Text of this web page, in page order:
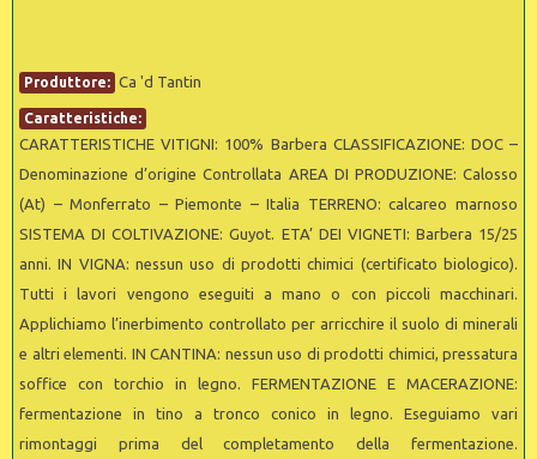
Produttore: Ca 'd Tantin
Caratteristiche:
CARATTERISTICHE VITIGNI: 100% Barbera CLASSIFICAZIONE: DOC –
Denominazione d’origine Controllata AREA DI PRODUZIONE: Calosso
(At) – Monferrato – Piemonte – Italia TERRENO: calcareo marnoso
SISTEMA DI COLTIVAZIONE: Guyot. ETA’ DEI VIGNETI: Barbera 15/25
anni. IN VIGNA: nessun uso di prodotti chimici (certificato biologico).
Tutti i lavori vengono eseguiti a mano o con piccoli macchinari.
Applichiamo l’inerbimento controllato per arricchire il suolo di minerali
e altri elementi. IN CANTINA: nessun uso di prodotti chimici, pressatura
soffice con torchio in legno. FERMENTAZIONE E MACERAZIONE:
fermentazione in tino a tronco conico in legno. Eseguiamo vari
rimontaggi prima del completamento della fermentazione.